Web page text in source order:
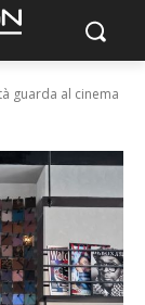
guarda al cinema